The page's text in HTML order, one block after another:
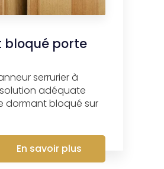
bloqué porte
serrurier à
adéquate
dormant bloqué sur
En savoir plus